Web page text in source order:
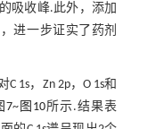
吸收峰.此外，添加
，进一步证实了药剂
1s，Zn 2p，O 1s和
7~ 图10所示.结果表